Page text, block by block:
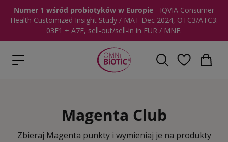
Numer 1 wśród probiotyków w Europie - IQVIA Consumer
Health Customized Insight Study / MAT Dec 2024, OTC3/ATC3:
03F1 + A7F, sell-out/sell-in in EUR / MNF.
Magenta Club
Zbieraj Magenta punkty i wymieniaj je na produkty